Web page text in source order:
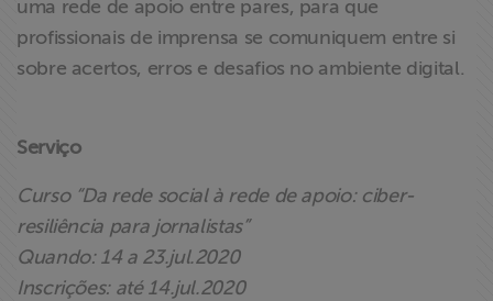
uma rede de apoio entre pares, para que
profissionais de imprensa se comuniquem entre si
sobre acertos, erros e desafios no ambiente digital.
Serviço
Curso “Da rede social à rede de apoio: ciber-
resiliência para jornalistas”
Quando: 14 a 23.jul.2020
Inscrições: até 14.jul.2020